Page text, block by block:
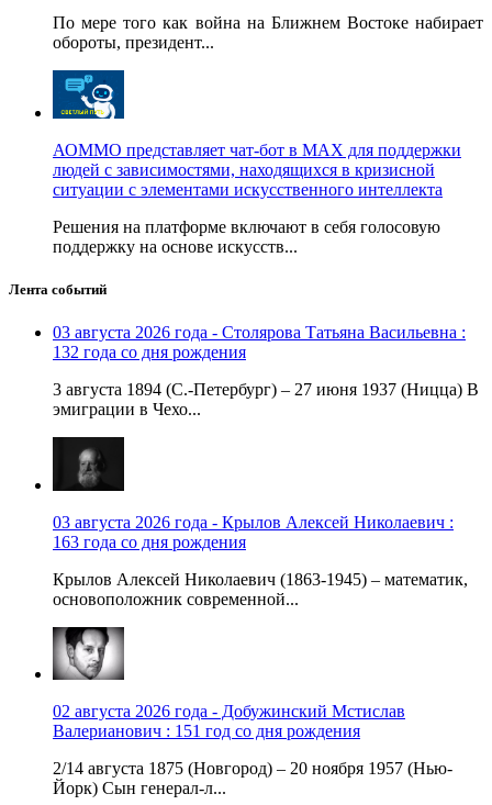
По мере того как война на Ближнем Востоке набирает
обороты, президент...
АОММО представляет чат-бот в MAX для поддержки
людей с зависимостями, находящихся в кризисной
ситуации с элементами искусственного интеллекта
Решения на платформе включают в себя голосовую
поддержку на основе искусств...
Лента событий
03 августа 2026 года - Столярова Татьяна Васильевна :
132 года со дня рождения
3 августа 1894 (С.-Петербург) – 27 июня 1937 (Ницца) В
эмиграции в Чехо...
03 августа 2026 года - Крылов Алексей Николаевич :
163 года со дня рождения
Крылов Алексей Николаевич (1863-1945) – математик,
основоположник современной...
02 августа 2026 года - Добужинский Мстислав
Валерианович : 151 год со дня рождения
2/14 августа 1875 (Новгород) – 20 ноября 1957 (Нью-
Йорк) Сын генерал-л...